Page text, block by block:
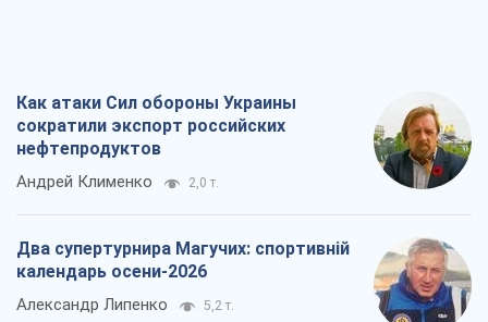
Как атаки Сил обороны Украины
сократили экспорт российских
нефтепродуктов
Андрей Клименко 2,0 т.
Два супертурнира Магучих: спортивній
календарь осени-2026
Александр Липенко 5,2 т.